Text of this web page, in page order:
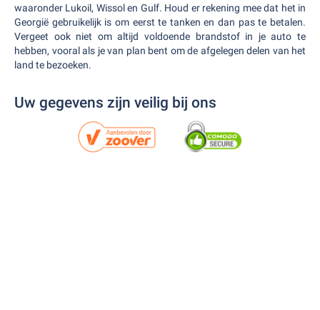
waaronder Lukoil, Wissol en Gulf. Houd er rekening mee dat het in
Georgië gebruikelijk is om eerst te tanken en dan pas te betalen.
Vergeet ook niet om altijd voldoende brandstof in je auto te
hebben, vooral als je van plan bent om de afgelegen delen van het
land te bezoeken.
Uw gegevens zijn veilig bij ons